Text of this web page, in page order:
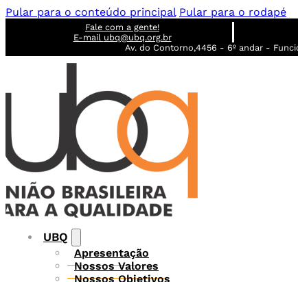
Pular para o conteúdo principal Pular para o rodapé
Fale com a gente!
E-mail ubq@ubq.org.br
Av. do Contorno,4456 - 6º andar -
UBQ
Apresentação
Nossos Valores
Nossos Objetivos